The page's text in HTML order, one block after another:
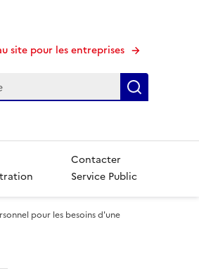
site pour les entreprises
Contacter
Service Public
pour les besoins d'une